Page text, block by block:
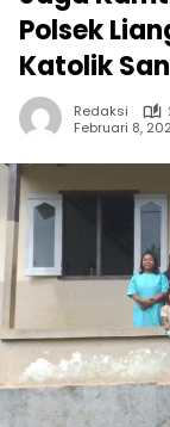
Polsek
Katolik
Redaksi
Februari 8,